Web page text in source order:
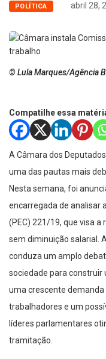
POLÍTICA abril 28,
© Lula Marques/Agência
Compatilhe essa
A Câmara dos
uma das pautas mais
Nesta semana, foi
encarregada de analisar
(PEC) 221/19, que visa a
sem diminuição salarial.
conduza um amplo
sociedade para construir
uma crescente demanda
trabalhadores e um
líderes parlamentares
tramitação.